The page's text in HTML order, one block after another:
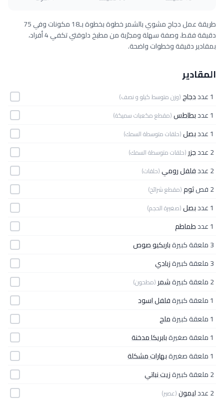
طريقة عمل دجاج مشوي بالشمر خطوة بخطوة بـ18 مكونات وفي 75
دقيقة فقط. وصفة سهلة ومجرّبة من مطبخ دلوقتي تكفي 4 أفراد،
بمقادير دقيقة وخطوات واضحة.
المقادير
1 عدد دجاج(وزن متوسط كيلو و نصف)
1 عدد بطاطس(مقطع مكعبات سميكة)
1 عدد بصل(حلقات متوسطة السمك)
2 عدد جزر (حلقات متوسطة السمك)
2 عدد فلفل رومي (حلقات)
2 فص ثوم(مقطع شرائح)
1 عدد بصل(صغيرة الحجم)
1 عدد
طماطم
3 ملعقة كبيرة
باربكيو صوص
3 ملعقة كبيرة
زبادي
2 ملعقة كبيرة
شمر (مطحون)
1 ملعقة كبيرة
فلفل اسود
1 ملعقة كبيرة
ملح
1 ملعقة صغيرة
بابريكا مدخنة
1 ملعقة صغيرة
بهارات مشكلة
2 ملعقة كبيرة
زيت نباتي
2 عدد
ليمون(عصير)